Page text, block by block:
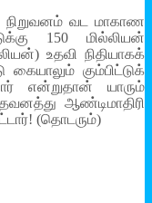
நிறுவனம் வட மாகாண
150 மில்லியன்
உதவி நிதியாகக்
கும்பிட்டுக்
என்றுதான் யாரும்
ஆண்டிமாதிரி
(தொடரும்)